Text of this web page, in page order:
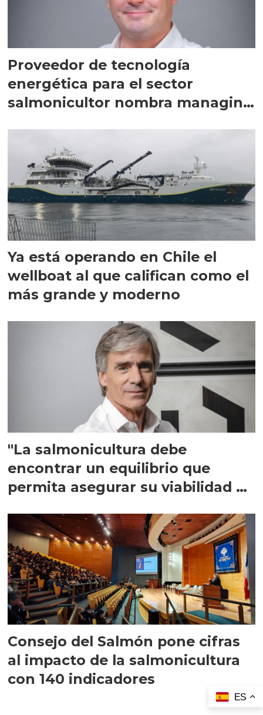
Proveedor de tecnología
energética para el sector
salmonicultor nombra managing
Ya está operando en Chile el
wellboat al que califican como el
más grande y moderno
"La salmonicultura debe
encontrar un equilibrio que
permita asegurar su viabilidad de
Consejo del Salmón pone cifras
al impacto de la salmonicultura
con 140 indicadores
ES